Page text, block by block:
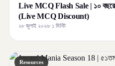
Live MCQ Flash Sale | ১০ বছরে
(Live MCQ Discount)
২৮ জুলাই ২০২৬·১ মিনিট
Resources